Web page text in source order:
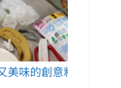
創意料理。